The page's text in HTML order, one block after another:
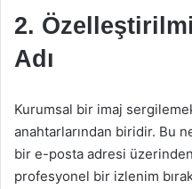
2.
Adı
Kurumsal bir imaj
anahtarlarından biridir. Bu
bir e-posta adresi
profesyonel bir izlenim